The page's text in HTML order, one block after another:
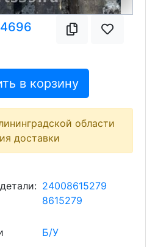
в корзину
области
доставки
24008615279
8615279
Б/У